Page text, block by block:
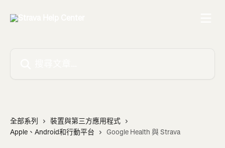
全部系列
裝置與第三方應用程式
Apple、Android和行動平台
Google Health 與 Strava